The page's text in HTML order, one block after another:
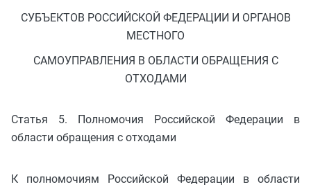
СУБЪЕКТОВ РОССИЙСКОЙ ФЕДЕРАЦИИ И ОРГАНОВ
МЕСТНОГО
САМОУПРАВЛЕНИЯ В ОБЛАСТИ ОБРАЩЕНИЯ С
ОТХОДАМИ
Статья 5. Полномочия Российской Федерации в
области обращения с отходами
К полномочиям Российской Федерации в области